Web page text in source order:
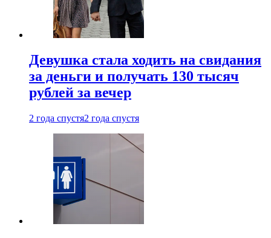
Девушка стала ходить на свидания
за деньги и получать 130 тысяч
рублей за вечер
2 года спустя2 года спустя